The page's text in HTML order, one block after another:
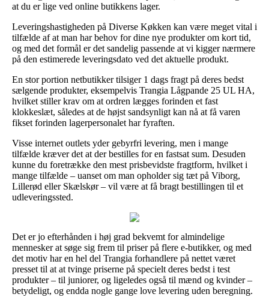
at du er lige ved online butikkens lager.
Leveringshastigheden på Diverse Køkken kan være meget vital i
tilfælde af at man har behov for dine nye produkter om kort tid,
og med det formål er det sandelig passende at vi kigger nærmere
på den estimerede leveringsdato ved det aktuelle produkt.
En stor portion netbutikker tilsiger 1 dags fragt på deres bedst
sælgende produkter, eksempelvis Trangia Lågpande 25 UL HA,
hvilket stiller krav om at ordren lægges forinden et fast
klokkeslæt, således at de højst sandsynligt kan nå at få varen
fikset forinden lagerpersonalet har fyraften.
Visse internet outlets yder gebyrfri levering, men i mange
tilfælde kræver det at der bestilles for en fastsat sum. Desuden
kunne du foretrække den mest prisbevidste fragtform, hvilket i
mange tilfælde – uanset om man opholder sig tæt på Viborg,
Lillerød eller Skælskør – vil være at få bragt bestillingen til et
udleveringssted.
Det er jo efterhånden i høj grad bekvemt for almindelige
mennesker at søge sig frem til priser på flere e-butikker, og med
det motiv har en hel del Trangia forhandlere på nettet været
presset til at at tvinge priserne på specielt deres bedst i test
produkter – til juniorer, og ligeledes også til mænd og kvinder –
betydeligt, og endda nogle gange love levering uden beregning.